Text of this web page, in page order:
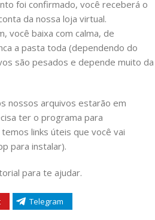
foi confirmado, você receberá o
da nossa loja virtual.
você baixa com calma, de
a pasta toda (dependendo do
são pesados e depende muito da
nossos arquivos estarão em
ter o programa para
links úteis que você vai
para instalar).
para te ajudar.
Telegram